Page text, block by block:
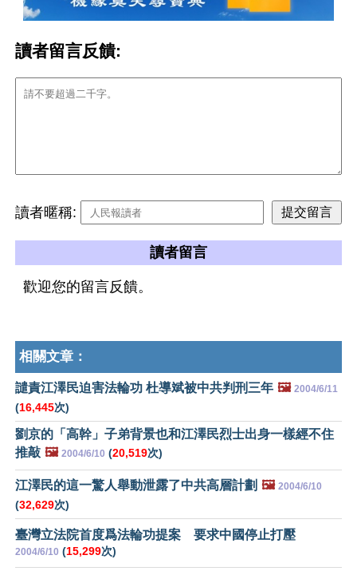
讀者留言反饋:
讀者暱稱:
讀者留言
歡迎您的留言反饋。
相關文章：
譴責江澤民迫害法輪功 杜導斌被中共判刑三年 🖼️ 2004/6/11
(16,445次)
劉京的「高幹」子弟背景也和江澤民烈士出身一樣經不住
推敲 🖼️ 2004/6/10 (20,519次)
江澤民的這一驚人舉動泄露了中共高層計劃 🖼️ 2004/6/10
(32,629次)
臺灣立法院首度爲法輪功提案 要求中國停止打壓
2004/6/10 (15,299次)